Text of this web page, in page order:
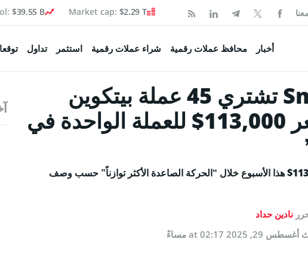
Coinspeaker
NEWS
أخبار بيتكوين
أخبار
بيانات صحفية
GUIDES
Market cap: $2.29 T
$39.55 B
أخبار محافظ عملات رقمية شراء عملات رقمية استثمر تداول
شركة Smarter Web تشتري 45 عملة بيتكوين
(Bitcoin-BTC) بسعر 113,000$ للعملة الواحدة في
عملة بيتكوين (Bitcoin) تستعيد مستوى 113,000$ هذا الأسبوع خلال “الحركة الصاعدة الأكثر توازناً” حسب وصف
نادين حداد
أغسطس 29, 2025 at 02:17 مساءً